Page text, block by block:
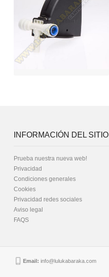
INFORMACIÓN DEL SITIO
Prueba nuestra nueva web!
Privacidad
Condiciones generales
Cookies
Privacidad redes sociales
Aviso legal
FAQS
Email: info@lulukabaraka.com